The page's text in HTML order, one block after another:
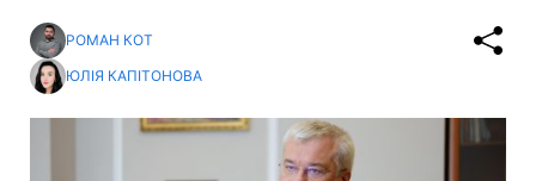
РОМАН КОТ
ЮЛІЯ КАПІТОНОВА